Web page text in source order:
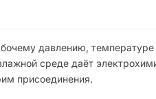
давлению,
среде даёт
присоединения.